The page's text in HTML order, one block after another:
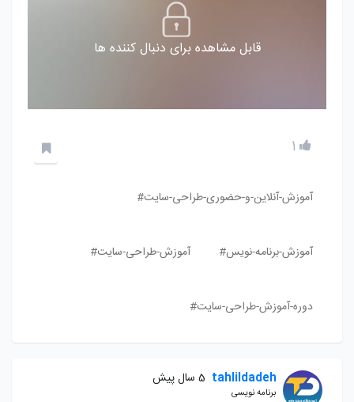
قابل مشاهده برای دنبال کننده ها
1
آموزش-آنلاین-و-حضوری-طراحی-سایت#
آموزش-برنامه-نویس# آموزش-طراحی-سایت#
دوره-آموزش-طراحی-سایت#
tahlildadeh 5 سال پیش
برنامه نویسی